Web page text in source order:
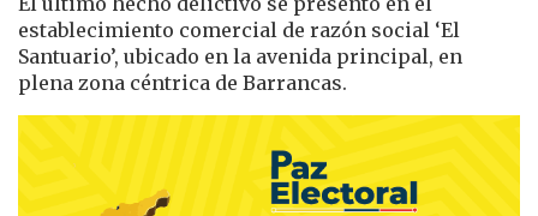
establecimiento comercial de razón social ‘El
Santuario’, ubicado en la avenida principal, en
plena zona céntrica de Barrancas.